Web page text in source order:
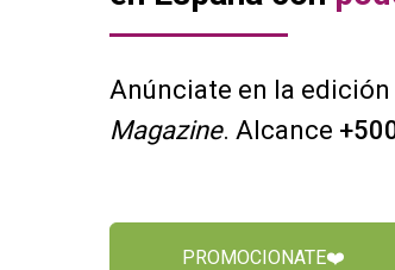
Anúnciate en la edición
Magazine. Alcance
PROMOCIONATE❤️